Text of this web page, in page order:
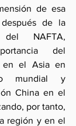
de esa
de la
NAFTA,
del
en el Asia en
mundial y
China en el
por tanto,
región y en el